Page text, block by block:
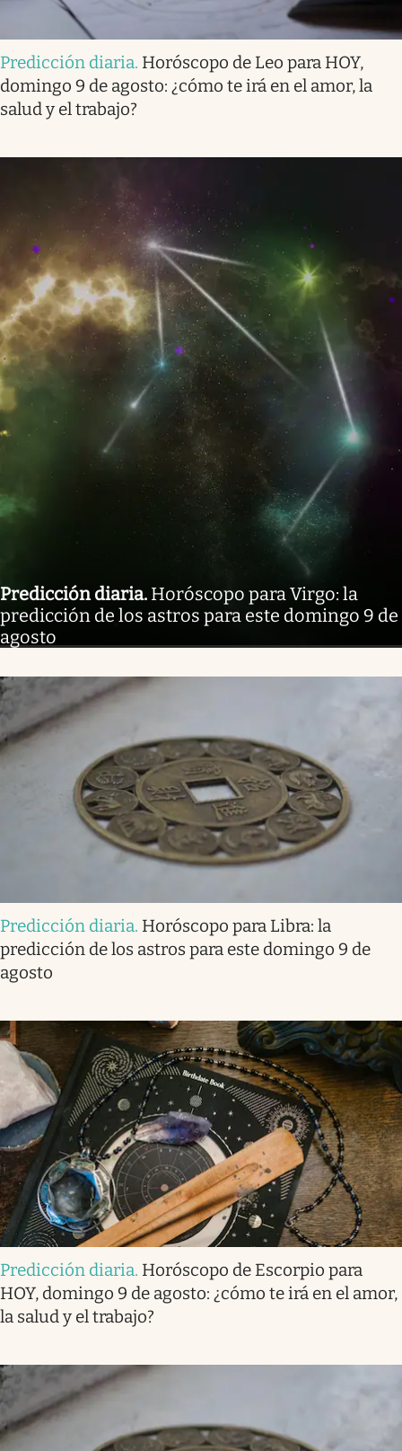
Predicción diaria. Horóscopo de Leo para HOY,
domingo 9 de agosto: ¿cómo te irá en el amor, la
salud y el trabajo?
Predicción diaria. Horóscopo para Virgo: la
predicción de los astros para este domingo 9 de
agosto
Predicción diaria. Horóscopo para Libra: la
predicción de los astros para este domingo 9 de
agosto
Predicción diaria. Horóscopo de Escorpio para
HOY, domingo 9 de agosto: ¿cómo te irá en el amor,
la salud y el trabajo?